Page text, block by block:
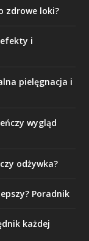
zdrowe loki?
i
pielęgnacja i
wygląd
odżywka?
Poradnik
każdej